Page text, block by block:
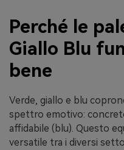
Perché le
Giallo Blu
bene
Verde, giallo e blu
spettro emotivo:
affidabile (blu). Questo
versatile tra i diversi